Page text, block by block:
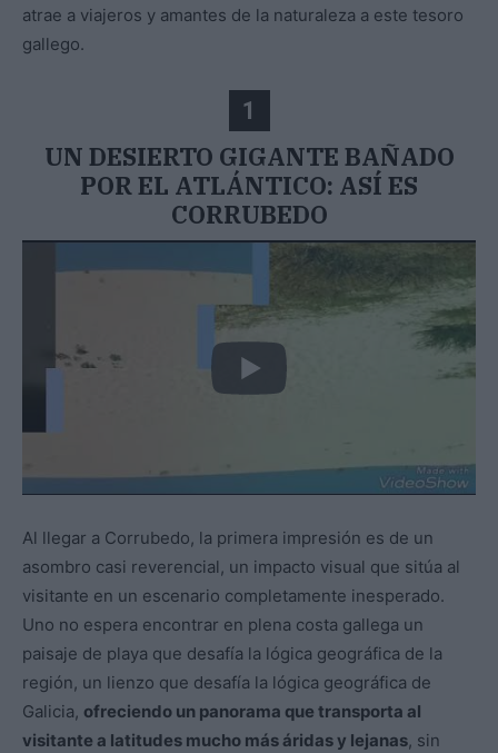
atrae a viajeros y amantes de la naturaleza a este tesoro
gallego.
1
UN DESIERTO GIGANTE BAÑADO
POR EL ATLÁNTICO: ASÍ ES
CORRUBEDO
Al llegar a Corrubedo, la primera impresión es de un
asombro casi reverencial, un impacto visual que sitúa al
visitante en un escenario completamente inesperado.
Uno no espera encontrar en plena costa gallega un
paisaje de playa que desafía la lógica geográfica de la
región, un lienzo que desafía la lógica geográfica de
Galicia, ofreciendo un panorama que transporta al
visitante a latitudes mucho más áridas y lejanas, sin